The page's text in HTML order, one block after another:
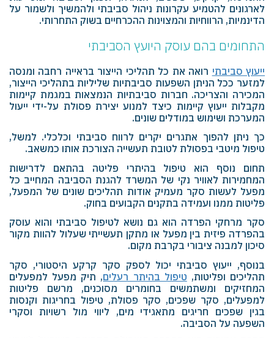
לארגונים להטמיע עקרונות ניהול סביבתי ולהמשיך ולשמור על
הדינמיות, הרווחיות והמצוינות ההכרחיים בשוק התחרותי.
התחומים בהם עוסק היועץ הסביבתי
ייעוץ סביבתי רואה את כל תהליכי הייצור בראייה רחבה ומנסה
למזער ככל הניתן השפעות סביבתיות שליליות בתהליכי הייצור,
המכירה והצריכה. חברות סביבתיות הנמצאות במגמת קיימות
מקבלות ייעוץ קיימות כיצד למנוע יצירת פסולת על-ידי ייעול
המערכת ושימוש במודלים שונים.
כך ניתן להפוך אתגרים יקרים לרווח סביבתי וכלכלי. למשל,
טיפול מיטבי בפסולת לטובת תעשייה הצורכת אותו כמשאב.
תחום נוסף הוא טיפול בהיתרי פליטה בהתאם לדרישות
המחמירות לאוויר נקי של המשרד להגנת הסביבה המחייב כל
מפעל לעשות סקר מעמיק אודות תהליכים שונים של המפעל,
פליטות ממנו ועמידה בתקנים הקבועים בחוק.
סקר מרחקי הפרדה הוא גם נושא לטיפול סביבתי והוא עוסק
בהפרדה פיזית בין מפעל או מתקן תעשייתי שעלול להוות מקור
סיכון למבנה ציבורי בקרבת מקום.
בנוסף, ייעוץ סביבתי יכול לספק סקר קרקע היסטורי, סקר
תהליכים ופליטות, טיפול בהיתר רעלים, תיק מפעל למפעלים
המחזיקים ומשתמשים בחומרים מסוכנים, מרשם פליטות
למפעלים, סקר שפכים, סקר פסולת, טיפול בחריגות וקנסות
בגין שפכים חריגים מתאגידי מים, ליווי מול רשויות וסקרי
השפעה על הסביבה.